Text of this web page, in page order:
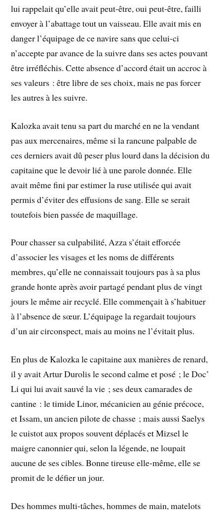
lui rappelait qu’elle avait peut-être, oui peut-être, failli
envoyer à l’abattage tout un vaisseau. Elle avait mis en
danger l’équipage de ce navire sans que celui-ci
n’accepte par avance de la suivre dans ses actes pouvant
être irréfléchis. Cette absence d’accord était un accroc à
ses valeurs : être libre de ses choix, mais ne pas forcer
les autres à les suivre.
Kalozka avait tenu sa part du marché en ne la vendant
pas aux mercenaires, même si la rancune palpable de
ces derniers avait dû peser plus lourd dans la décision du
capitaine que le devoir lié à une parole donnée. Elle
avait même fini par estimer la ruse utilisée qui avait
permis d’éviter des effusions de sang. Elle se serait
toutefois bien passée de maquillage.
Pour chasser sa culpabilité, Azza s’était efforcée
d’associer les visages et les noms de différents
membres, qu’elle ne connaissait toujours pas à sa plus
grande honte après avoir partagé pendant plus de vingt
jours le même air recyclé. Elle commençait à s’habituer
à l’absence de sœur. L’équipage la regardait toujours
d’un air circonspect, mais au moins ne l’évitait plus.
En plus de Kalozka le capitaine aux manières de renard,
il y avait Artur Durolis le second calme et posé ; le Doc’
Li qui lui avait sauvé la vie ; ses deux camarades de
cantine : le timide Linor, mécanicien au génie précoce,
et Issam, un ancien pilote de chasse ; mais aussi Saelys
le cuistot aux propos souvent déplacés et Mizsel le
maigre canonnier qui, selon la légende, ne loupait
aucune de ses cibles. Bonne tireuse elle-même, elle se
promit de le défier un jour.
Des hommes multi-tâches, hommes de main, matelots